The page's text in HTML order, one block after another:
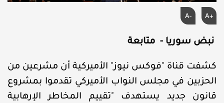
A+
A-
نبض سوريا - متابعة
كشفت قناة "فوكس نيوز" الأميركية أن مشرعين من
الحزبين في مجلس النواب الأميركي تقدموا بمشروع
قانون جديد يستهدف "تقييم المخاطر الإرهابية